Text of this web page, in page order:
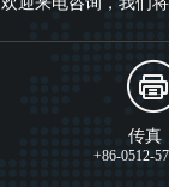
传真
+86-0512-